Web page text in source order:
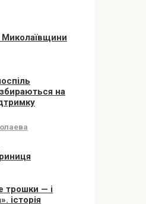
Миколаївщини
на
трошки — і
історія